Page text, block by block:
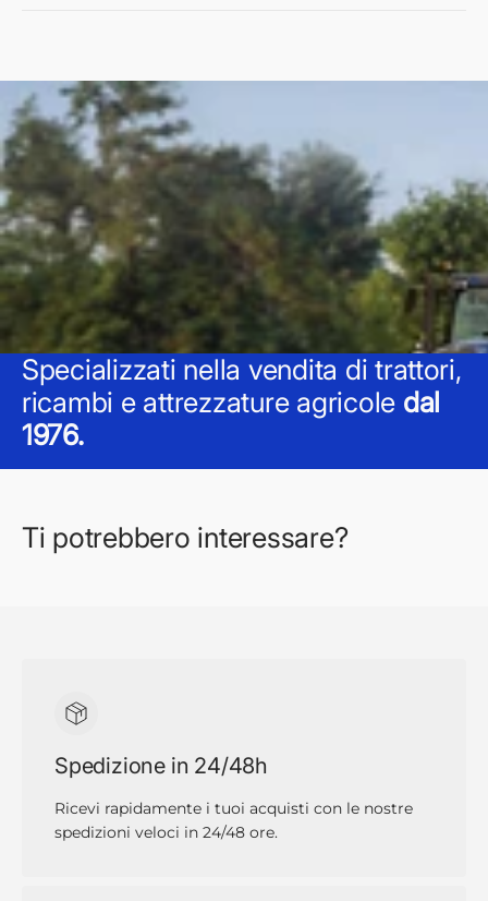
Specializzati nella vendita di trattori,
ricambi e attrezzature agricole dal
1976.
Ti potrebbero interessare?
Spedizione in 24/48h
Ricevi rapidamente i tuoi acquisti con le nostre
spedizioni veloci in 24/48 ore.